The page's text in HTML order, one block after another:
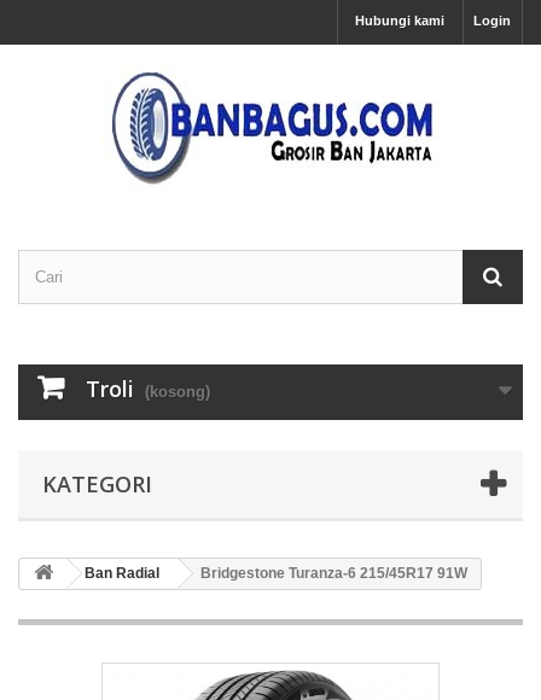
Login
Hubungi kami
Troli (kosong)
KATEGORI
Ban Radial Bridgestone Turanza-6 215/45R17 91W